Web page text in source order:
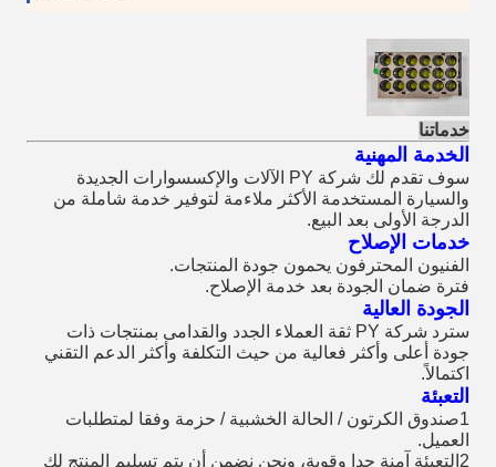
خدماتنا
الخدمة المهنية
سوف تقدم لك شركة PY الآلات والإكسسوارات الجديدة
والسيارة المستخدمة الأكثر ملاءمة لتوفير خدمة شاملة من
الدرجة الأولى بعد البيع.
خدمات الإصلاح
الفنيون المحترفون يحمون جودة المنتجات.
فترة ضمان الجودة بعد خدمة الإصلاح.
الجودة العالية
سترد شركة PY ثقة العملاء الجدد والقدامى بمنتجات ذات
جودة أعلى وأكثر فعالية من حيث التكلفة وأكثر الدعم التقني
اكتمالاً.
التعبئة
1صندوق الكرتون / الحالة الخشبية / حزمة وفقا لمتطلبات
العميل.
2التعبئة آمنة جدا وقوية، ونحن نضمن أن يتم تسليم المنتج لك